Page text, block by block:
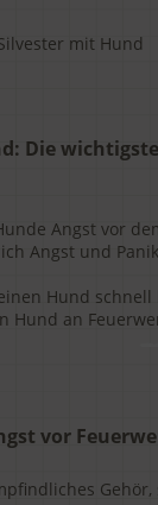
mit Hund
Die
Angst vor
Angst und
Hund schnell
Hund an
vor
Gehör,